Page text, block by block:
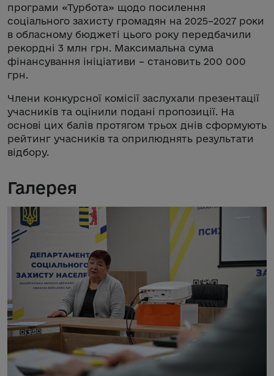
програми «Турбота» щодо посилення
соціального захисту громадян на 2025–2027 роки
в обласному бюджеті цього року передбачили
рекордні 3 млн грн. Максимальна сума
фінансування ініціативи – становить 200 000
грн.
Члени конкурсної комісії заслухали презентації
учасників та оцінили подані пропозиції. На
основі цих балів протягом трьох днів сформують
рейтинг учасників та оприлюднять результати
відбору.
Галерея